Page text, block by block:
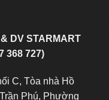
DV STARMART
368 727)
C, Tòa nhà Hồ
Phú, Phường